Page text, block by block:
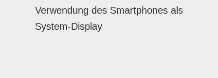
Verwendung des Smartphones als
System-Display